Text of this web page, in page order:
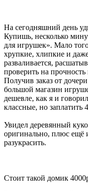
На сегодняшний день
Купишь, несколько
для игрушек». Мало
хрупкие, хлипкие и
разваливается,
проверить на
Получив заказ от
большой магазин
дешевле, как я и
классные, но заплатить
Увидел деревянный
оригинально, плюс ещё
разукрасить.
Стоит такой домик